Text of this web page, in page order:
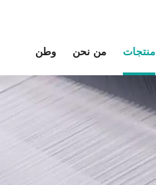
وطن من نحن منتجات